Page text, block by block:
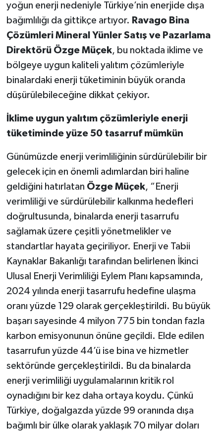
yoğun enerji nedeniyle Türkiye’nin enerjide dışa
bağımlılığı da gittikçe artıyor. Ravago Bina
Çözümleri Mineral Yünler Satış ve Pazarlama
Direktörü Özge Müçek, bu noktada iklime ve
bölgeye uygun kaliteli yalıtım çözümleriyle
binalardaki enerji tüketiminin büyük oranda
düşürülebileceğine dikkat çekiyor.
İklime uygun yalıtım çözümleriyle enerji
tüketiminde yüze 50 tasarruf mümkün
Günümüzde enerji verimliliğinin sürdürülebilir bir
gelecek için en önemli adımlardan biri haline
geldiğini hatırlatan Özge Müçek, “Enerji
verimliliği ve sürdürülebilir kalkınma hedefleri
doğrultusunda, binalarda enerji tasarrufu
sağlamak üzere çeşitli yönetmelikler ve
standartlar hayata geçiriliyor. Enerji ve Tabii
Kaynaklar Bakanlığı tarafından belirlenen İkinci
Ulusal Enerji Verimliliği Eylem Planı kapsamında,
2024 yılında enerji tasarrufu hedefine ulaşma
oranı yüzde 129 olarak gerçekleştirildi. Bu büyük
başarı sayesinde 4 milyon 775 bin tondan fazla
karbon emisyonunun önüne geçildi. Elde edilen
tasarrufun yüzde 44’ü ise bina ve hizmetler
sektöründe gerçekleştirildi. Bu da binalarda
enerji verimliliği uygulamalarının kritik rol
oynadığını bir kez daha ortaya koydu. Çünkü
Türkiye, doğalgazda yüzde 99 oranında dışa
bağımlı bir ülke olarak yaklaşık 70 milyar doları